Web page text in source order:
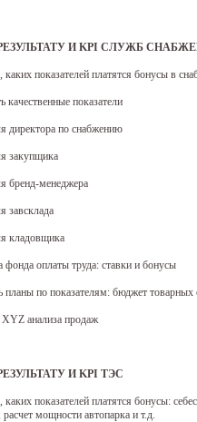
И KPI СЛУЖБ
каких показателей платятся бонусы в
качественные показатели
директора по снабжению
закупщика
бренд-менеджера
завсклада
кладовщика
фонда оплаты труда: ставки и бонусы
планы по показателям: бюджет
анализа продаж
И KPI ТЭС
каких показателей платятся бонусы:
расчет мощности автопарка и т.д.